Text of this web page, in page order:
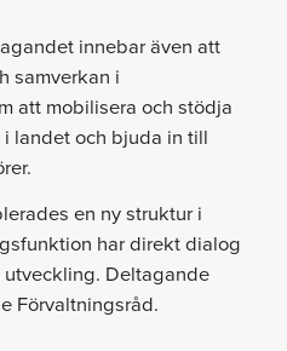
innebar även att
samverkan i
att mobilisera och stödja
landet och bjuda in till
en ny struktur i
har direkt dialog
Deltagande
Förvaltningsråd.